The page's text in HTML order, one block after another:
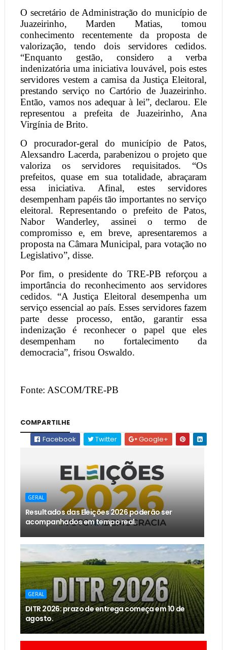
O secretário de Administração do município de
Juazeirinho, Marden Matias, tomou
conhecimento recentemente da proposta de
valorização, tendo dois servidores cedidos.
“Enquanto gestão, considero a verba
indenizatória uma iniciativa louvável, pois estes
servidores vestem a camisa da Justiça Eleitoral,
prestando serviço no Cartório de Juazeirinho.
Então, vamos nos adequar à lei”, declarou. Ele
representou a prefeita de Juazeirinho, Ana
Virgínia de Brito.
O procurador-geral do município de Patos,
Alexsandro Lacerda, parabenizou o projeto que
valoriza os servidores requisitados. “Os
prefeitos, quase em sua totalidade, abraçaram
essa iniciativa. Afinal, estes servidores
desempenham papéis tão importantes no serviço
eleitoral. Representando o prefeito de Patos,
Nabor Wanderley, assinei o termo de
compromisso e, em breve, apresentaremos a
proposta na Câmara Municipal, para votação no
Legislativo”, disse.
Por fim, o presidente do TRE-PB reforçou a
importância do reconhecimento aos servidores
cedidos. “A Justiça Eleitoral desempenha um
serviço essencial ao país. Esses servidores fazem
parte desse processo, então, garantir essa
indenização é reconhecer o papel que eles
desempenham no fortalecimento da
democracia”, frisou Oswaldo.
Fonte: ASCOM/TRE-PB
COMPARTILHE
Facebook
Twitter Google+
GERAL
Resultados das Eleições 2026 poderão ser
acompanhados em tempo real.
GERAL
DITR 2026: prazo de entrega começa em 10 de
agosto.